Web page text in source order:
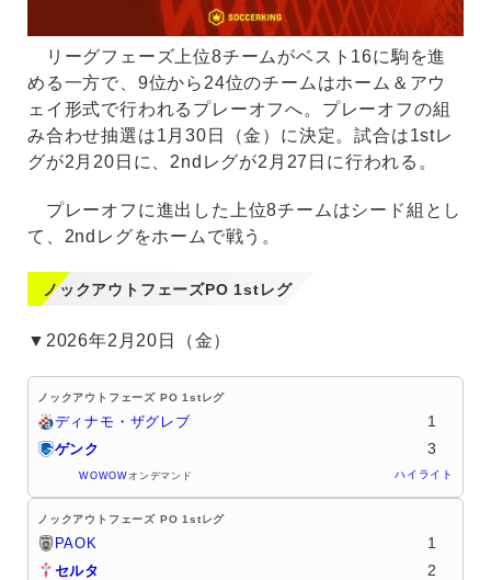
リーグフェーズ上位8チームがベスト16に駒を進
める一方で、9位から24位のチームはホーム＆アウ
ェイ形式で行われるプレーオフへ。プレーオフの組
み合わせ抽選は1月30日（金）に決定。試合は1stレ
グが2月20日に、2ndレグが2月27日に行われる。
プレーオフに進出した上位8チームはシード組とし
て、2ndレグをホームで戦う。
ノックアウトフェーズPO 1stレグ
▼2026年2月20日（金）
ノックアウトフェーズ PO 1stレグ
ディナモ・ザグレブ 1
ゲンク 3
WOWOW オンデマンド ハイライト
ノックアウトフェーズ PO 1stレグ
PAOK 1
セルタ 2